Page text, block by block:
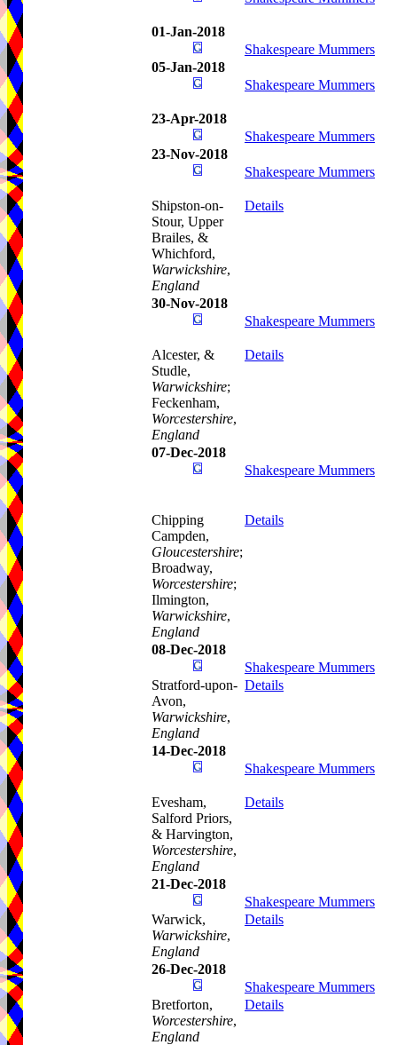
01-Jan-2018
Shakespeare Mummers
05-Jan-2018
Shakespeare Mummers
23-Apr-2018
Shakespeare Mummers
23-Nov-2018
Shakespeare Mummers
Shipston-on-
Stour, Upper
Brailes, &
Whichford,
Warwickshire,
England
Details
30-Nov-2018
Shakespeare Mummers
Alcester, &
Studle,
Warwickshire;
Feckenham,
Worcestershire,
England
Details
07-Dec-2018
Shakespeare Mummers
Chipping
Campden,
Gloucestershire;
Broadway,
Worcestershire;
Ilmington,
Warwickshire,
England
Details
08-Dec-2018
Shakespeare Mummers
Stratford-upon-
Avon,
Warwickshire,
England
Details
14-Dec-2018
Shakespeare Mummers
Evesham,
Salford Priors,
& Harvington,
Worcestershire,
England
Details
21-Dec-2018
Shakespeare Mummers
Warwick,
Warwickshire,
England
Details
26-Dec-2018
Shakespeare Mummers
Bretforton,
Worcestershire,
England
Details